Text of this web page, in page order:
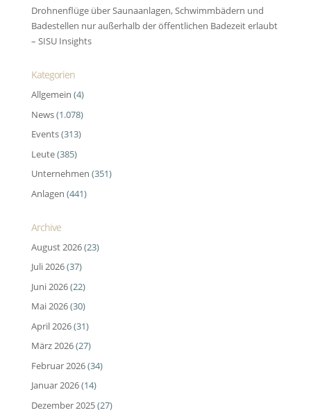
Drohnenflüge über Saunaanlagen, Schwimmbädern und
Badestellen nur außerhalb der öffentlichen Badezeit erlaubt
– SISU Insights
Kategorien
Allgemein (4)
News(1.078)
Events(313)
Leute(385)
Unternehmen (351)
Anlagen (441)
Archive
August 2026(23)
Juli 2026(37)
Juni 2026(22)
Mai 2026(30)
April 2026(31)
März 2026(27)
Februar 2026(34)
Januar 2026(14)
Dezember 2025(27)